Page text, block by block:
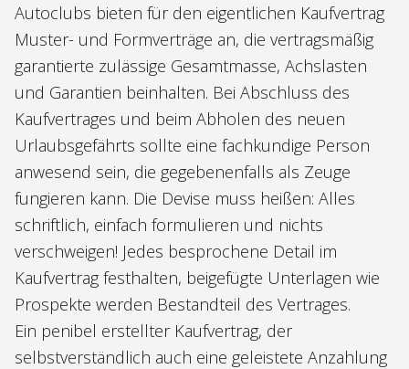
Autoclubs bieten für den eigentlichen Kaufvertrag
Muster- und Formverträge an, die vertragsmäßig
garantierte zulässige Gesamtmasse, Achslasten
und Garantien beinhalten. Bei Abschluss des
Kaufvertrages und beim Abholen des neuen
Urlaubsgefährts sollte eine fachkundige Person
anwesend sein, die gegebenenfalls als Zeuge
fungieren kann. Die Devise muss heißen: Alles
schriftlich, einfach formulieren und nichts
verschweigen! Jedes besprochene Detail im
Kaufvertrag festhalten, beigefügte Unterlagen wie
Prospekte werden Bestandteil des Vertrages.
Ein penibel erstellter Kaufvertrag, der
selbstverständlich auch eine geleistete Anzahlung